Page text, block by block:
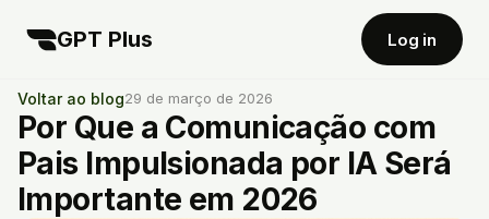
GPT Plus Log in
Voltar ao blog29 de março de 2026
Por Que a Comunicação com
Pais Impulsionada por IA Será
Importante em 2026